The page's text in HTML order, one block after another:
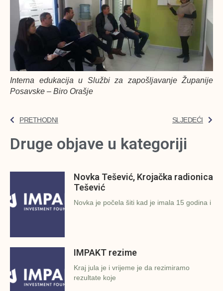
Interna edukacija u Službi za zapošljavanje Županije
Posavske – Biro Orašje
PRETHODNI SLJEDEĆI
Druge objave u kategoriji
Novka Tešević, Krojačka radionica
Tešević
Novka je počela šiti kad je imala 15 godina i
IMPAKT rezime
Kraj jula je i vrijeme je da rezimiramo
rezultate koje